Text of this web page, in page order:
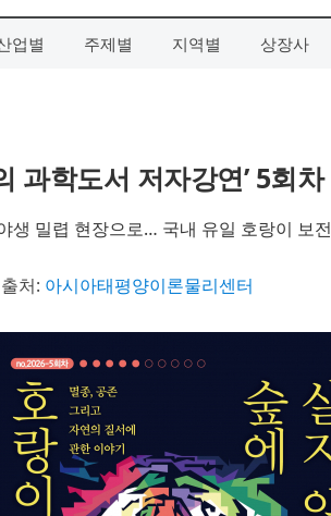
업별 주제별 지역별 상장사
과학도서 저자강연’ 5회
생 밀렵 현장으로… 국내 유일 호랑이 보
출처: 아시아태평양이론물리센터